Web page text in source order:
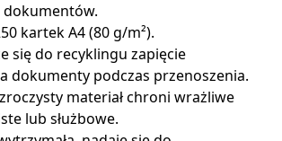
i w podróży.
klapki zapobiegają
kartek A4 (80 g/m²).
się do recyklingu zapięcie
dokumenty podczas przenoszenia.